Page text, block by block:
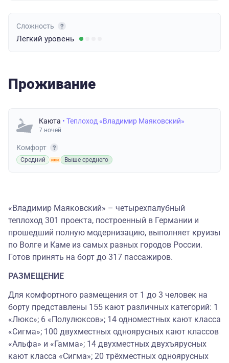
Сложность
Легкий уровень
Проживание
Каюта • Теплоход «Владимир Маяковский»
7 ночей
Комфорт
Средний Выше среднего
«Владимир Маяковский» – четырехпалубный
теплоход 301 проекта, построенный в Германии и
прошедший полную модернизацию, выполняет круизы
по Волге и Каме из самых разных городов России.
Готов принять на борт до 317 пассажиров.
РАЗМЕЩЕНИЕ
Для комфортного размещения от 1 до 3 человек на
борту представлены 155 кают различных категорий: 1
«Люкс»; 6 «Полулюксов»; 14 одноместных кают класса
«Сигма»; 100 двухместных одноярусных кают классов
«Альфа» и «Гамма»; 14 двухместных двухъярусных
кают класса «Сигма»; 20 трёхместных одноярусных